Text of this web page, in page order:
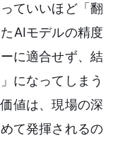
ていいほど「翻
AIモデルの精度
に適合せず、結
になってしまう
値は、現場の深
て発揮されるの